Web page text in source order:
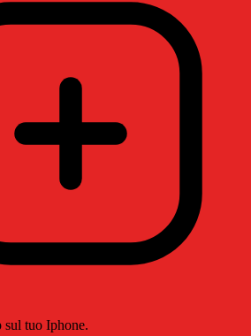
sul tuo Iphone.